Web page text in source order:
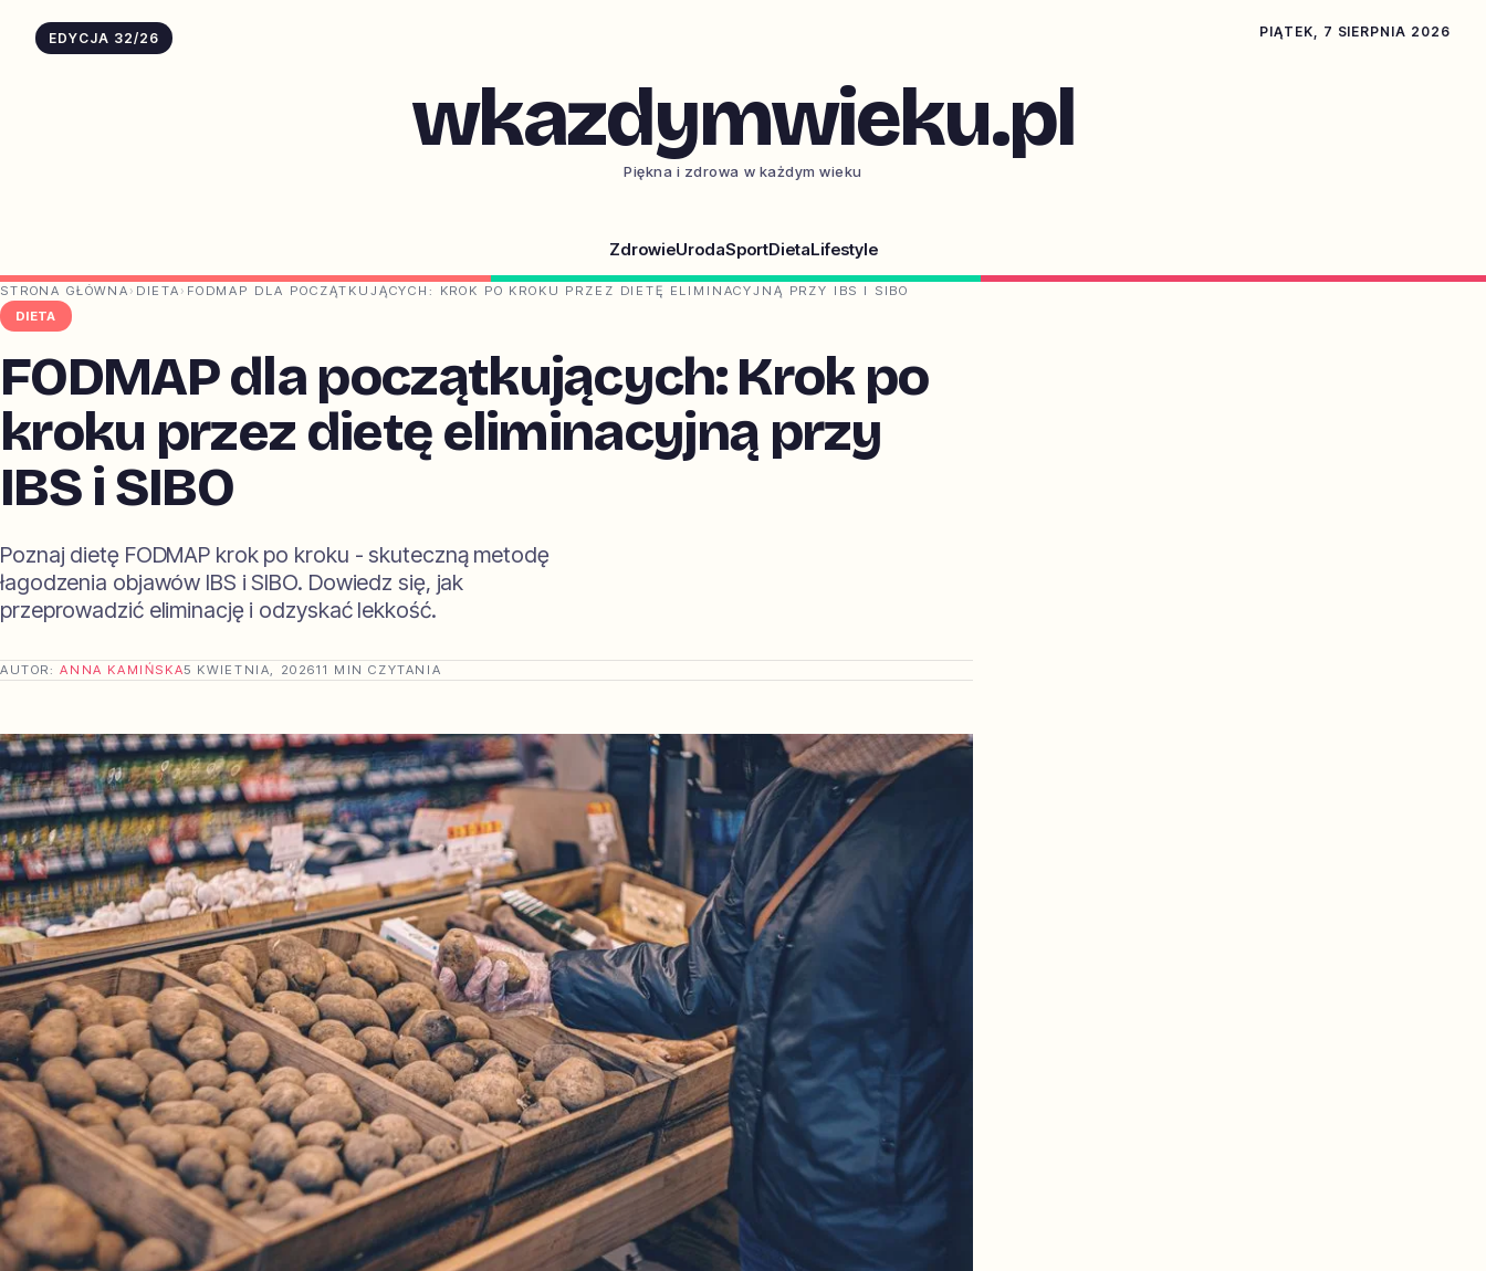
EDYCJA 32/26 PIĄTEK, 7 SIERPNIA 2026
wkazdymwieku.pl
Piękna i zdrowa w każdym wieku
ZdrowieUrodaSportDietaLifestyle
STRONA GŁÓWNA › DIETA › FODMAP DLA POCZĄTKUJĄCYCH: KROK PO KROKU PRZEZ DIETĘ ELIMINACYJNĄ PRZY IBS I SIBO
DIETA
FODMAP dla początkujących: Krok po
kroku przez dietę eliminacyjną przy
IBS i SIBO
Poznaj dietę FODMAP krok po kroku - skuteczną metodę
łagodzenia objawów IBS i SIBO. Dowiedz się, jak
przeprowadzić eliminację i odzyskać lekkość.
AUTOR:ANNA KAMIŃSKA5 KWIETNIA, 202611 MIN CZYTANIA